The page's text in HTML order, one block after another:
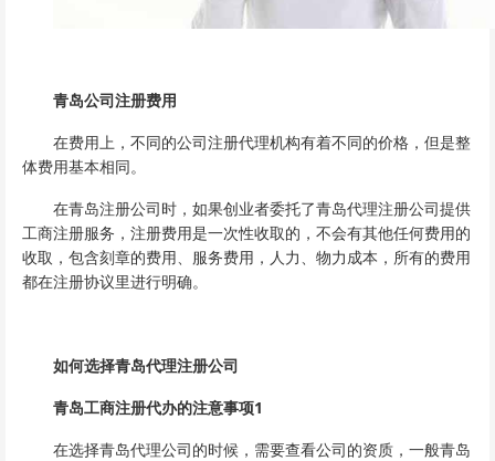
青岛公司注册费用
在费用上，不同的公司注册代理机构有着不同的价格，但是整
体费用基本相同。
在青岛注册公司时，如果创业者委托了青岛代理注册公司提供
工商注册服务，注册费用是一次性收取的，不会有其他任何费用的
收取，包含刻章的费用、服务费用，人力、物力成本，所有的费用
都在注册协议里进行明确。
如何选择青岛代理注册公司
青岛工商注册代办的注意事项1
在选择青岛代理公司的时候，需要查看公司的资质，一般青岛